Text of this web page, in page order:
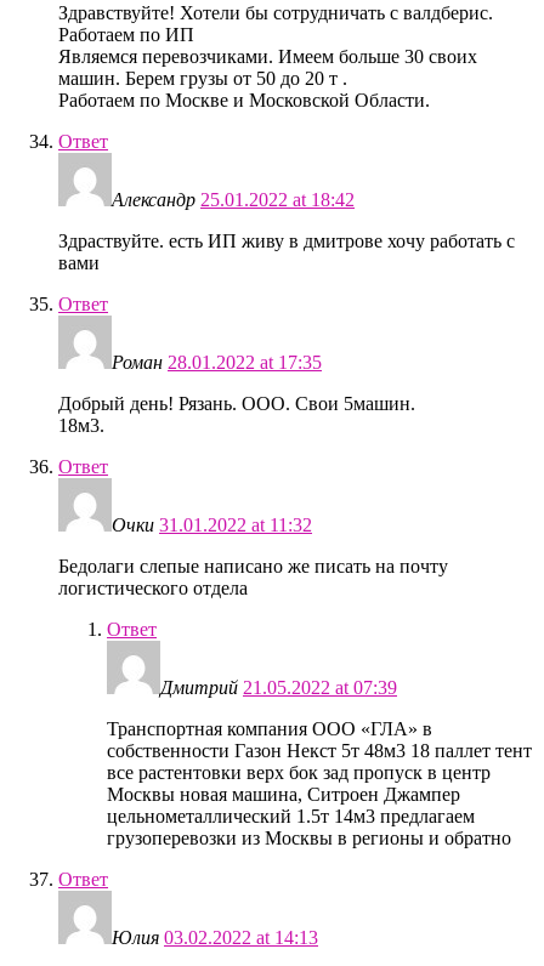
Здравствуйте! Хотели бы сотрудничать с валдберис.
Работаем по ИП
Являемся перевозчиками. Имеем больше 30 своих
машин. Берем грузы от 50 до 20 т .
Работаем по Москве и Московской Области.
Ответ
Александр 25.01.2022 at 18:42
Здраствуйте. есть ИП живу в дмитрове хочу работать с
вами
Ответ
Роман 28.01.2022 at 17:35
Добрый день! Рязань. ООО. Свои 5машин.
18м3.
Ответ
Очки 31.01.2022 at 11:32
Бедолаги слепые написано же писать на почту
логистического отдела
Ответ
Дмитрий 21.05.2022 at 07:39
Транспортная компания ООО «ГЛА» в
собственности Газон Некст 5т 48м3 18 паллет тент
все растентовки верх бок зад пропуск в центр
Москвы новая машина, Ситроен Джампер
цельнометаллический 1.5т 14м3 предлагаем
грузоперевозки из Москвы в регионы и обратно
Ответ
Юлия 03.02.2022 at 14:13